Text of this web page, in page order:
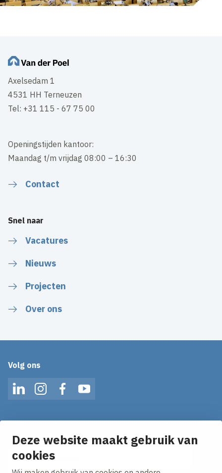
Deze website maakt gebruik van
cookies
Axelsedam 1
4531 HH Terneuzen
Tel: +31 115 - 67 75 00
Openingstijden kantoor:
Maandag t/m vrijdag 08:00 – 16:30
Contact
Snel naar
Vacatures
Nieuws
Projecten
Over ons
Volg ons
LinkedInInstagramFacebookYouTube
Ontvang onze nieuws alerts in je mailbox!
E-mailadres